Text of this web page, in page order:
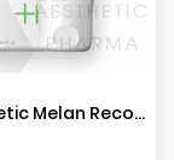
Mesoestetic Melan Recovery - 50ml